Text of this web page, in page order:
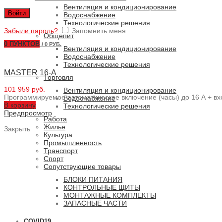
Войти
Забыли пароль? Запомнить меня
0 ПУНКТОВ / 0 РУБ.
Вентиляция и кондиционирование
Водоснабжение
Технологические решения
Общепит
Вентиляция и кондиционирование
Водоснабжение
Технологические решения
Торговля
Вентиляция и кондиционирование
Водоснабжение
Технологические решения
Работа
Жилье
Культура
Промышленность
Транспорт
Спорт
Сопутствующие товары
БЛОКИ ПИТАНИЯ
КОНТРОЛЬНЫЕ ЩИТЫ
МОНТАЖНЫЕ КОМПЛЕКТЫ
ЗАПАСНЫЕ ЧАСТИ
MASTER 16-A
101 959 руб.
Программируемое автоматическое включение (часы) до 16 А +
В корзину
Предпросмотр
Закрыть